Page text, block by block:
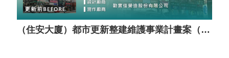
（住安大廈）都市更新整建維護事業計畫案（套餐A）